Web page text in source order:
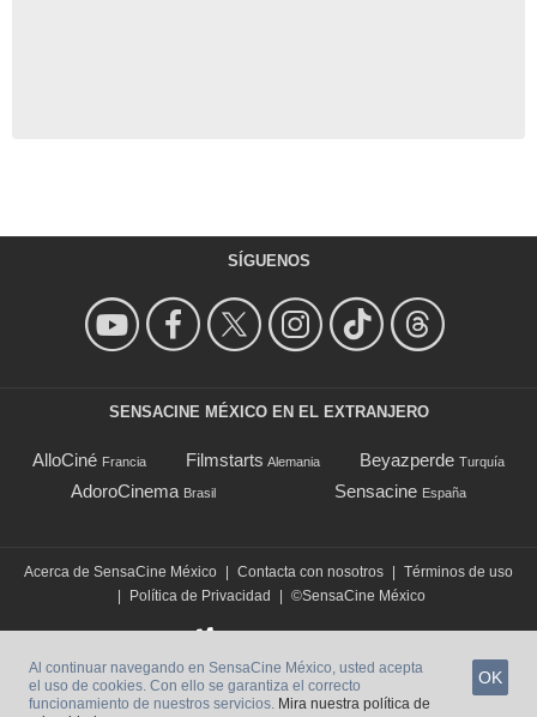
SÍGUENOS
SENSACINE MÉXICO EN EL EXTRANJERO
AlloCiné Francia Filmstarts Alemania Beyazperde Turquía
AdoroCinema Brasil Sensacine España
Acerca de SensaCine México Contacta con nosotros
Términos de uso
Política de Privacidad ©SensaCine México
Al continuar navegando en SensaCine México, usted acepta
el uso de cookies. Con ello se garantiza el correcto
funcionamiento de nuestros servicios. Mira nuestra política de
OK